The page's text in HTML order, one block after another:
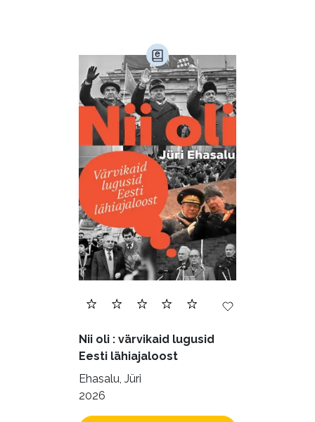
Nii oli : värvikaid lugusid
Eesti lähiajaloost
Ehasalu, Jüri
2026